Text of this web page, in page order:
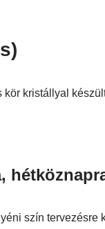
kristállyal
szín